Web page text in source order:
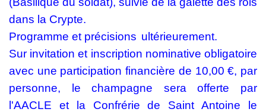
dans la Crypte.
Programme et précisions ultérieurement.
Sur invitation et inscription nominative obligatoire
avec une participation financière de 10,00 €, par
personne, le champagne sera offerte par
l'AACLE et la Confrérie de Saint Antoine le